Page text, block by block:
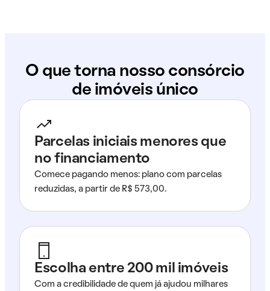
O que torna nosso consórcio
de imóveis único
Parcelas iniciais menores que
no financiamento
Comece pagando menos: plano com parcelas
reduzidas, a partir de R$ 573,00.
Escolha entre 200 mil imóveis
Com a credibilidade de quem já ajudou milhares